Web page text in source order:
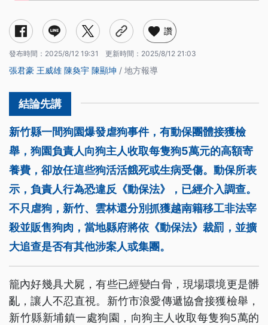
讚
發布時間： 2025/8/12 19:31 更新時間： 2025/8/12 21:03
張君豪 王威雄 陳奐宇 陳顯坤 / 地方報導
新竹縣一間狗園爆發虐狗事件，有動保團體接獲檢
舉，狗園負責人向狗主人收取每隻狗5萬元的高額寄
養費，卻放任這些狗活活餓死或生病受傷。動保所表
示，負責人行為恐違反《動保法》，已經介入調查。
不只虐狗，新竹、雲林還分別抓獲越南籍移工非法宰
殺並販售狗肉，當地縣府將依《動保法》裁罰，並擴
大追查是否有其他涉案人或集團。
籠內好幾具犬屍，有些已經變白骨，現場環境更是髒
亂，讓人不忍直視。新竹市浪愛傳遞協會接獲檢舉，
新竹縣新埔鎮一處狗園，向狗主人收取每隻狗5萬的